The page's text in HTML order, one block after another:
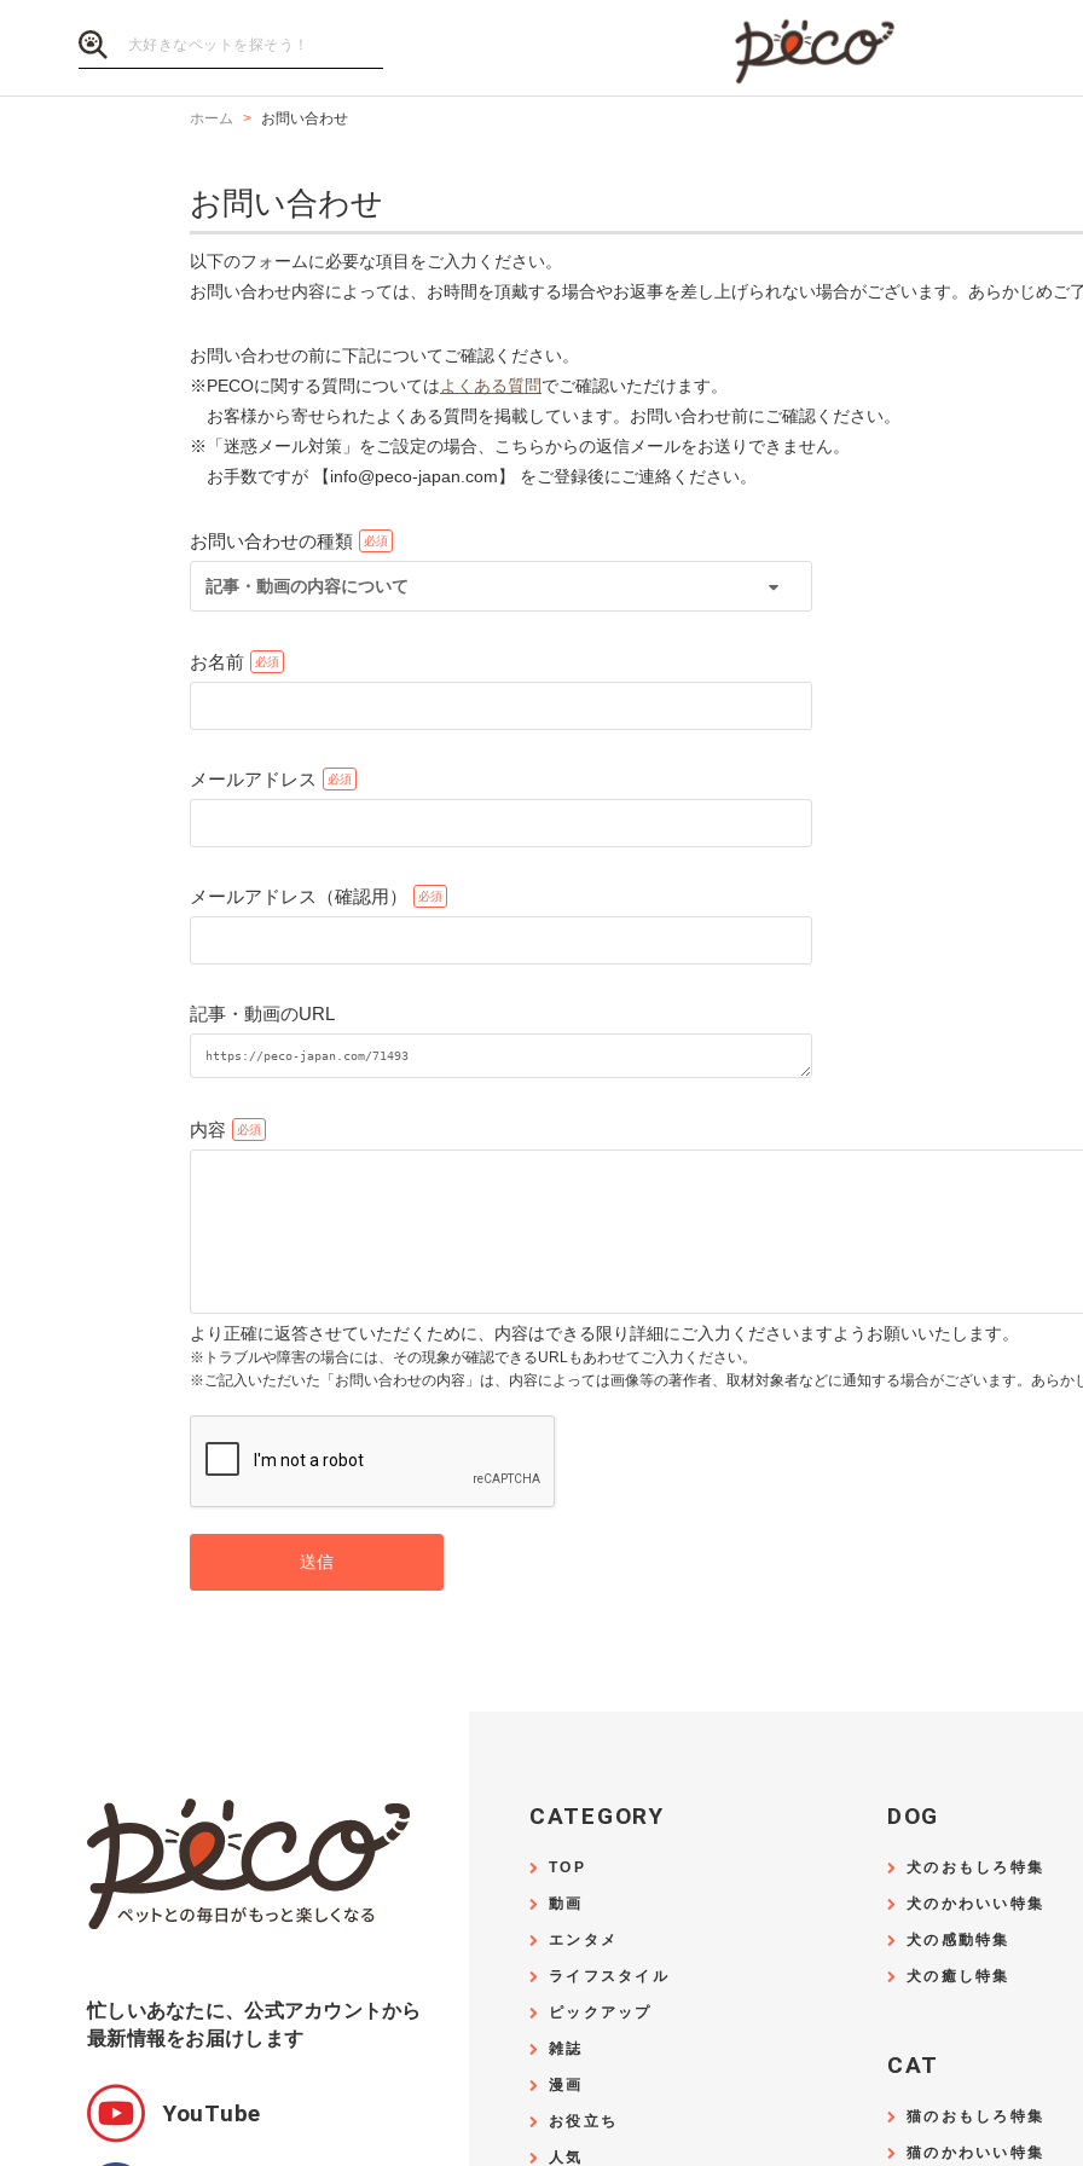
ホーム お問い合わせ
お問い合わせ
以下のフォームに必要な項目をご入力ください。
お問い合わせ内容によっては、お時間を頂戴する場合やお返事を差し上げられない場合がございます。あらかじめご
お問い合わせの前に下記についてご確認ください。
※PECOに関する質問についてはよくある質問でご確認いただけます。
お客様から寄せられたよくある質問を掲載しています。お問い合わせ前にご確認ください。
※「迷惑メール対策」をご設定の場合、こちらからの返信メールをお送りできません。
お手数ですが 【info@peco-japan.com】 をご登録後にご連絡ください。
お問い合わせの種類
記事・動画の内容について
お名前
メールアドレス
メールアドレス（確認用）
記事・動画のURL
内容
より正確に返答させていただくために、内容はできる限り詳細にご入力くださいますようお願いいたします。
※トラブルや障害の場合には、その現象が確認できるURLもあわせてご入力ください。
※ご記入いただいた「お問い合わせの内容」は、内容によっては画像等の著作者、取材対象者などに通知する場合がございます。あらか
送信
忙しいあなたに、公式アカウントから
最新情報をお届けします
YouTube
CATEGORY
TOP
動画
エンタメ
ライフスタイル
ピックアップ
雑誌
漫画
お役立ち
人気
DOG
犬のおもしろ特集
犬のかわいい特集
犬の感動特集
犬の癒し特集
CAT
猫のおもしろ特集
猫のかわいい特集